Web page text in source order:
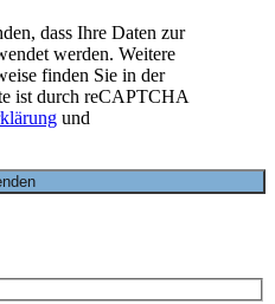
dass Ihre Daten zur
werden. Weitere
finden Sie in der
ist durch reCAPTCHA
und